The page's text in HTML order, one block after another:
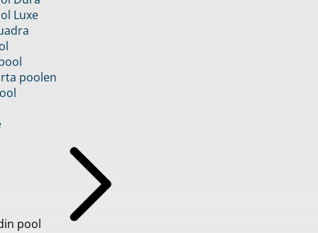
Luxe
poolen
pool